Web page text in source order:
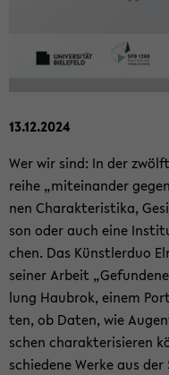
13.12.2024
Wer wir sind: In der
rei­he „mit­ein­an­der
nen Cha­rak­te­ris­ti­ka,
son oder auch eine
chen. Das Künst­ler­duo
sei­ner Ar­beit
lung Hau­brok, einem
ten, ob Daten, wie
schen cha­rak­te­ri­sie­ren
schie­de­ne Werke aus